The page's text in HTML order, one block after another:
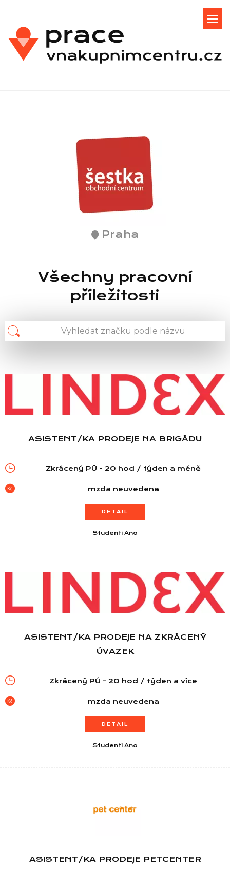
Praha
Všechny pracovní
příležitosti
ASISTENT/KA PRODEJE NA BRIGÁDU
Zkrácený PÚ - 20 hod / týden a méně
mzda neuvedena
DETAIL
Studenti Ano
ASISTENT/KA PRODEJE NA ZKRÁCENÝ
ÚVAZEK
Zkrácený PÚ - 20 hod / týden a více
mzda neuvedena
DETAIL
Studenti Ano
ASISTENT/KA PRODEJE PETCENTER